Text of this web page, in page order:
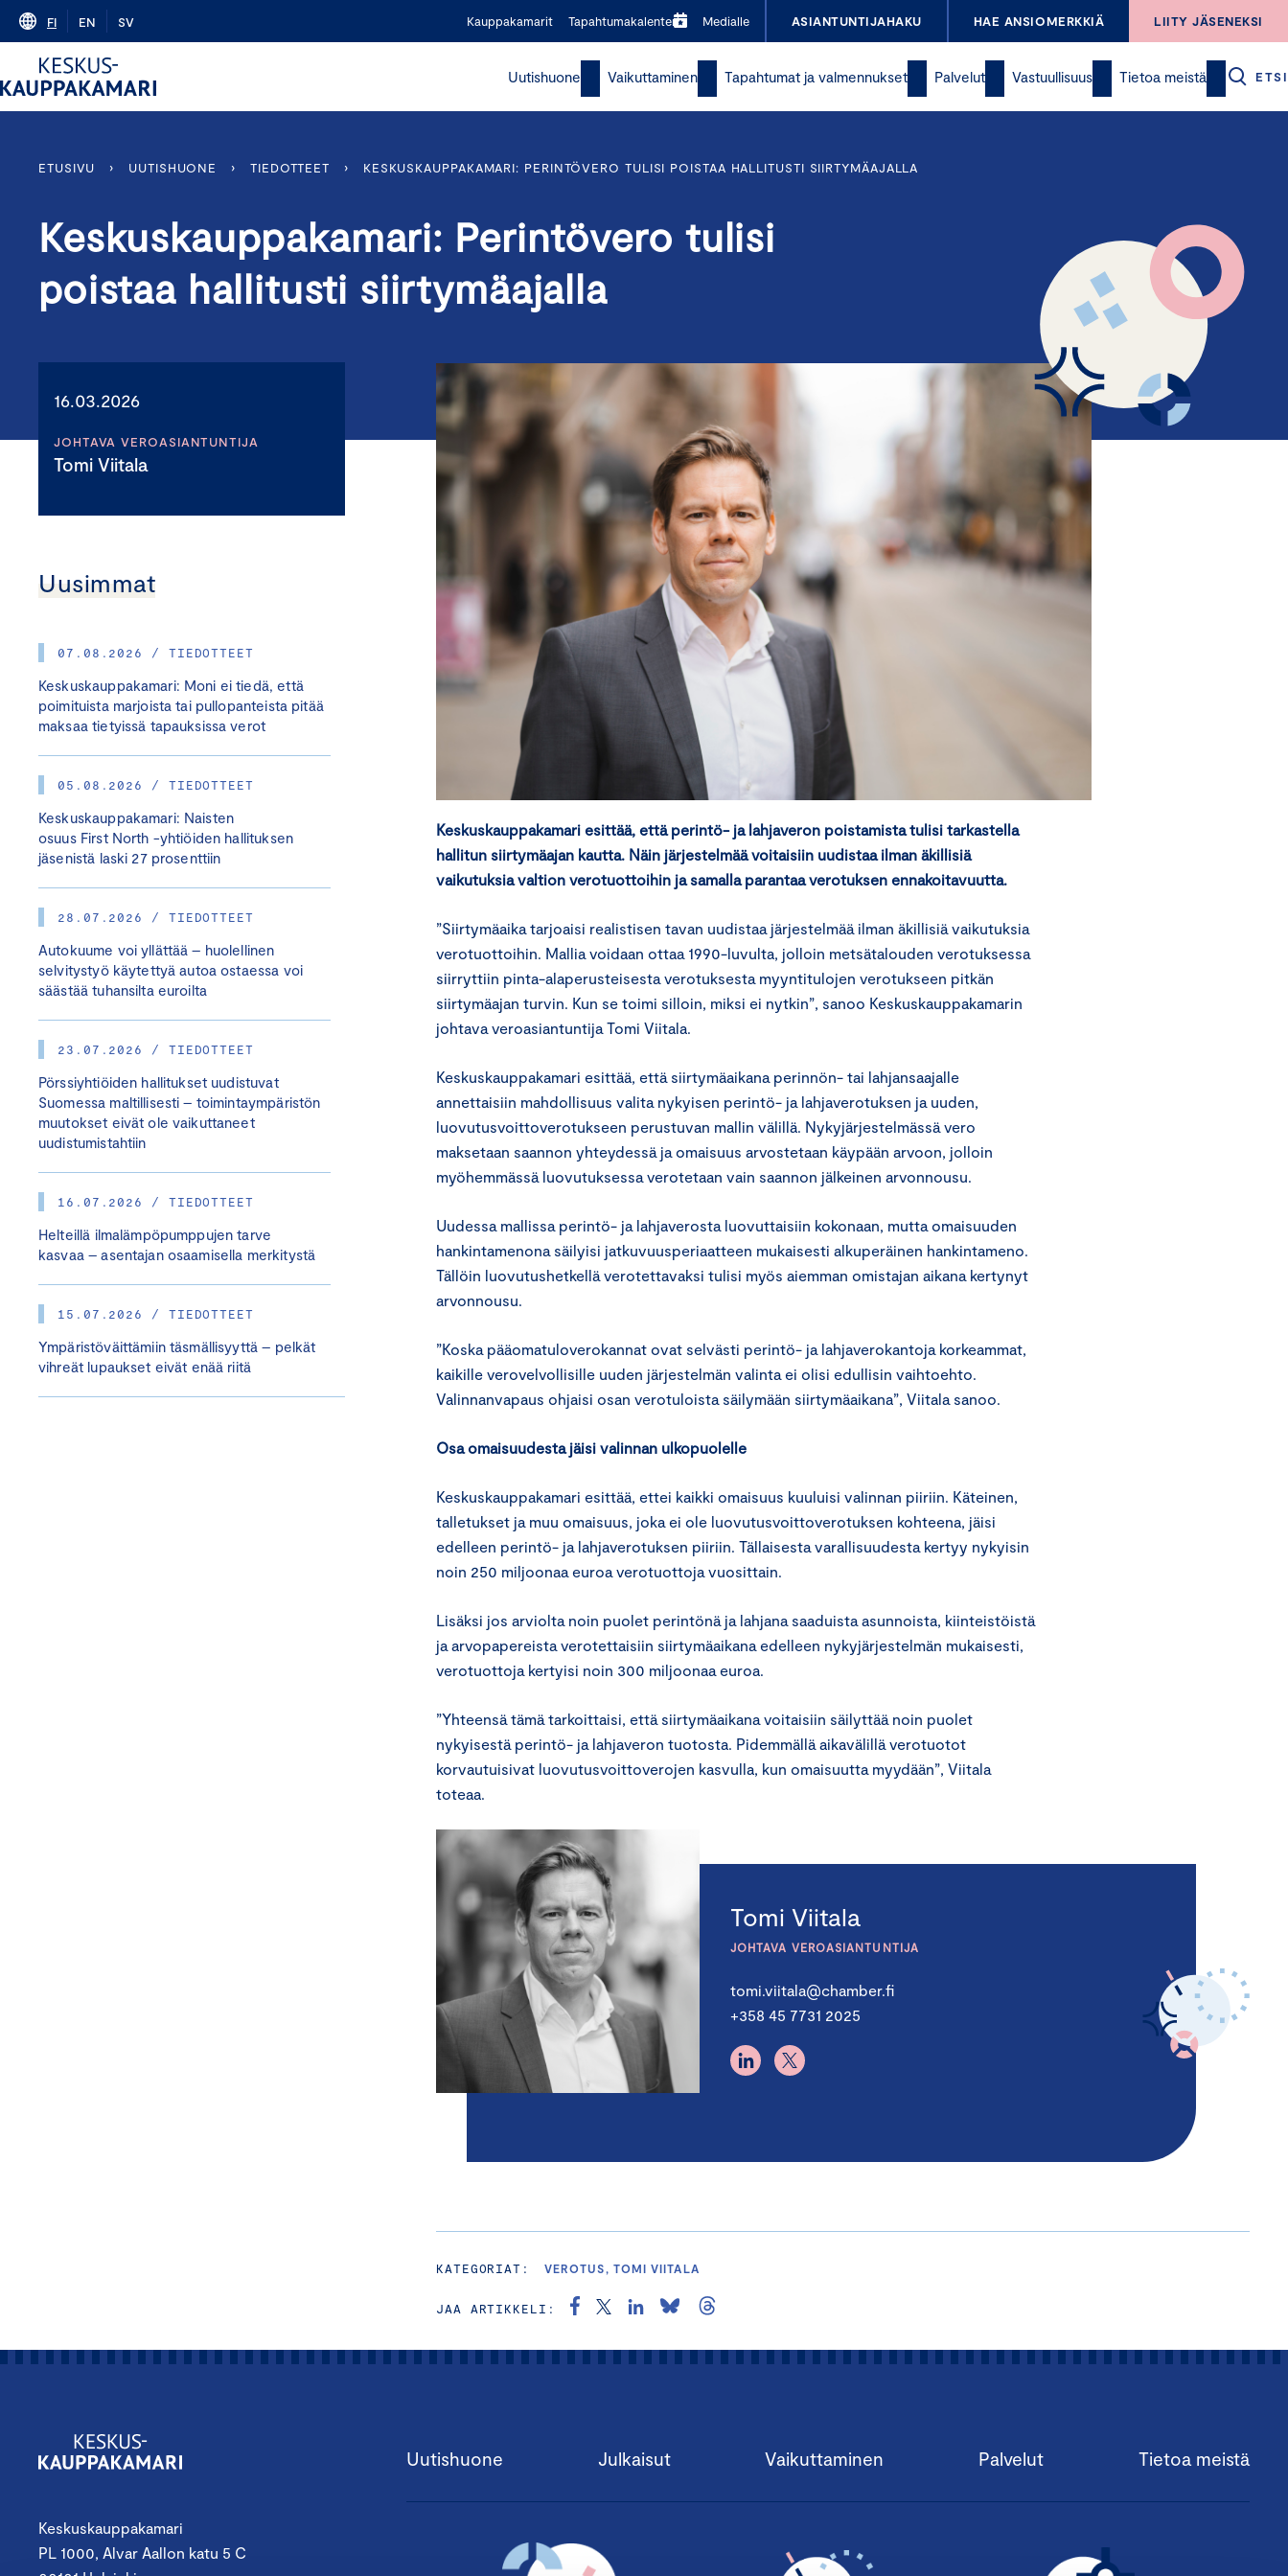
Skip
content
FI EN SV Kauppakamarit Tapahtumakalenteri Medialle ASIANTUNTIJAHAKU HAE ANSIOMERKKIÄ LIITY JÄSENEKSI
Uutishuone Vaikuttaminen Tapahtumat ja valmennukset Palvelut Vastuullisuus Tietoa meistä ETSI
ETUSIVU › UUTISHUONE › TIEDOTTEET › KESKUSKAUPPAKAMARI: PERINTÖVERO TULISI POISTAA HALLITUSTI SIIRTYMÄAJALLA
Keskuskauppakamari: Perintövero tulisi
poistaa hallitusti siirtymäajalla
16.03.2026
JOHTAVA VEROASIANTUNTIJA
Tomi Viitala
Uusimmat
07.08.2026 / TIEDOTTEET
Keskuskauppakamari: Moni ei tiedä, että
poimituista marjoista tai pullopanteista pitää
maksaa tietyissä tapauksissa verot
05.08.2026 / TIEDOTTEET
Keskuskauppakamari: Naisten
osuus First North -yhtiöiden hallituksen
jäsenistä laski 27 prosenttiin
28.07.2026 / TIEDOTTEET
Autokuume voi yllättää – huolellinen
selvitystyö käytettyä autoa ostaessa voi
säästää tuhansilta euroilta
23.07.2026 / TIEDOTTEET
Pörssiyhtiöiden hallitukset uudistuvat
Suomessa maltillisesti – toimintaympäristön
muutokset eivät ole vaikuttaneet
uudistumistahtiin
16.07.2026 / TIEDOTTEET
Helteillä ilmalämpöpumppujen tarve
kasvaa – asentajan osaamisella merkitystä
15.07.2026 / TIEDOTTEET
Ympäristöväittämiin täsmällisyyttä – pelkät
vihreät lupaukset eivät enää riitä
Keskuskauppakamari esittää, että perintö- ja lahjaveron poistamista tulisi tarkastella
hallitun siirtymäajan kautta. Näin järjestelmää voitaisiin uudistaa ilman äkillisiä
vaikutuksia valtion verotuottoihin ja samalla parantaa verotuksen ennakoitavuutta.
”Siirtymäaika tarjoaisi realistisen tavan uudistaa järjestelmää ilman äkillisiä vaikutuksia
verotuottoihin. Mallia voidaan ottaa 1990-luvulta, jolloin metsätalouden verotuksessa
siirryttiin pinta-alaperusteisesta verotuksesta myyntitulojen verotukseen pitkän
siirtymäajan turvin. Kun se toimi silloin, miksi ei nytkin”, sanoo Keskuskauppakamarin
johtava veroasiantuntija Tomi Viitala.
Keskuskauppakamari esittää, että siirtymäaikana perinnön- tai lahjansaajalle
annettaisiin mahdollisuus valita nykyisen perintö- ja lahjaverotuksen ja uuden,
luovutusvoittoverotukseen perustuvan mallin välillä. Nykyjärjestelmässä vero
maksetaan saannon yhteydessä ja omaisuus arvostetaan käypään arvoon, jolloin
myöhemmässä luovutuksessa verotetaan vain saannon jälkeinen arvonnousu.
Uudessa mallissa perintö- ja lahjaverosta luovuttaisiin kokonaan, mutta omaisuuden
hankintamenona säilyisi jatkuvuusperiaatteen mukaisesti alkuperäinen hankintameno.
Tällöin luovutushetkellä verotettavaksi tulisi myös aiemman omistajan aikana kertynyt
arvonnousu.
”Koska pääomatuloverokannat ovat selvästi perintö- ja lahjaverokantoja korkeammat,
kaikille verovelvollisille uuden järjestelmän valinta ei olisi edullisin vaihtoehto.
Valinnanvapaus ohjaisi osan verotuloista säilymään siirtymäaikana”, Viitala sanoo.
Osa omaisuudesta jäisi valinnan ulkopuolelle
Keskuskauppakamari esittää, ettei kaikki omaisuus kuuluisi valinnan piiriin. Käteinen,
talletukset ja muu omaisuus, joka ei ole luovutusvoittoverotuksen kohteena, jäisi
edelleen perintö- ja lahjaverotuksen piiriin. Tällaisesta varallisuudesta kertyy nykyisin
noin 250 miljoonaa euroa verotuottoja vuosittain.
Lisäksi jos arviolta noin puolet perintönä ja lahjana saaduista asunnoista, kiinteistöistä
ja arvopapereista verotettaisiin siirtymäaikana edelleen nykyjärjestelmän mukaisesti,
verotuottoja kertyisi noin 300 miljoonaa euroa.
”Yhteensä tämä tarkoittaisi, että siirtymäaikana voitaisiin säilyttää noin puolet
nykyisestä perintö- ja lahjaveron tuotosta. Pidemmällä aikavälillä verotuotot
korvautuisivat luovutusvoittoverojen kasvulla, kun omaisuutta myydään”, Viitala
toteaa.
Tomi Viitala
JOHTAVA VEROASIANTUNTIJA
tomi.viitala@chamber.fi
+358 45 7731 2025
KATEGORIAT: VEROTUS, TOMI VIITALA
JAA ARTIKKELI:
Keskuskauppakamari
PL 1000, Alvar Aallon katu 5 C
Uutishuone Julkaisut Vaikuttaminen Palvelut Tietoa meistä